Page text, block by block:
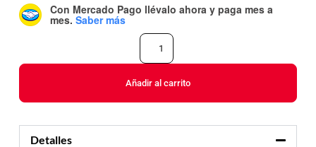
Con Mercado Pago llévalo ahora y paga mes a
mes. Saber más
Añadir al carrito
Detalles